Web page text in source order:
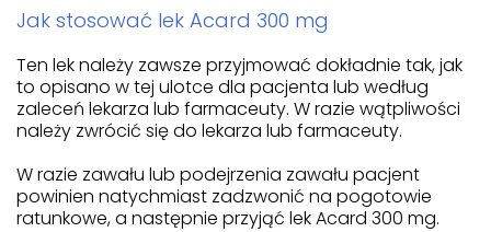
Jak stosować lek Acard 300 mg
Ten lek należy zawsze przyjmować dokładnie tak, jak
to opisano w tej ulotce dla pacjenta lub według
zaleceń lekarza lub farmaceuty. W razie wątpliwości
należy zwrócić się do lekarza lub farmaceuty.
W razie zawału lub podejrzenia zawału pacjent
powinien natychmiast zadzwonić na pogotowie
ratunkowe, a następnie przyjąć lek Acard 300 mg.